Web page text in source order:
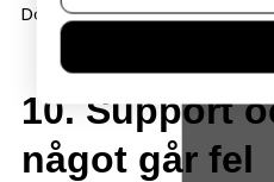
Då slipper du byta system
10. Support
något går fel